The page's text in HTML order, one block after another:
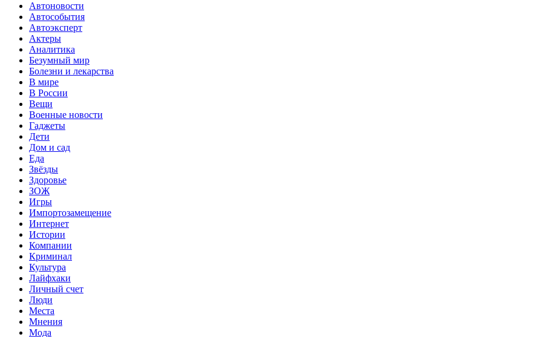
Автоновости
Автособытия
Автоэксперт
Актеры
Аналитика
Безумный мир
Болезни и лекарства
В мире
В России
Вещи
Военные новости
Гаджеты
Дети
Дом и сад
Еда
Звёзды
Здоровье
ЗОЖ
Игры
Импортозамещение
Интернет
Истории
Компании
Криминал
Культура
Лайфхаки
Личный счет
Люди
Места
Мнения
Мода